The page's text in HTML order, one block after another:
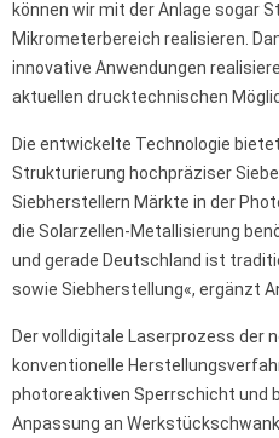
können wir mit der Anlage sogar
Mikrometerbereich realisieren.
innovative Anwendungen
aktuellen drucktechnischen
Die entwickelte Technologie
Strukturierung hochpräziser
Siebherstellern Märkte in der
die Solarzellen-Metallisierung
und gerade Deutschland ist
sowie Siebherstellung«, ergänzt
Der volldigitale Laserprozess der
konventionelle
photoreaktiven Sperrschicht und
Anpassung an